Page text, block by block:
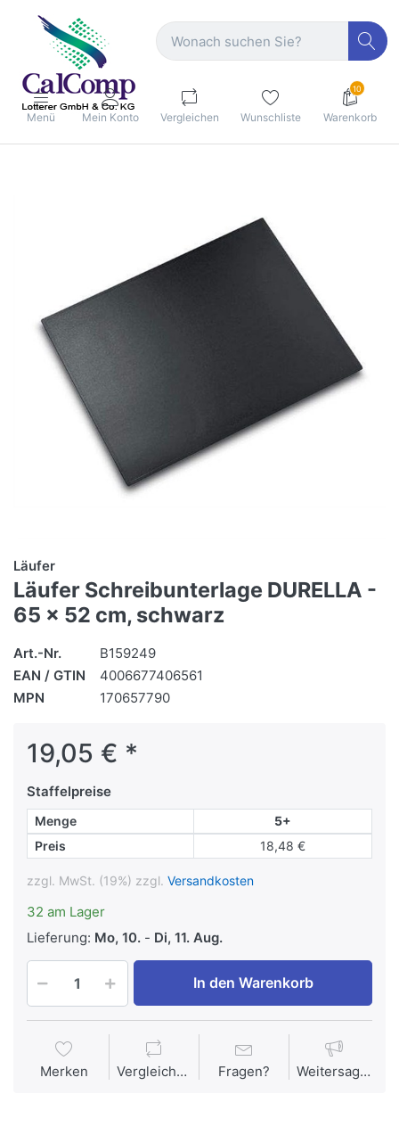
Menü Mein Konto Vergleichen Wunschliste
10
Warenkorb
Läufer
Läufer Schreibunterlage DURELLA -
65 x 52 cm, schwarz
Art.-Nr.
B159249
EAN / GTIN
4006677406561
MPN
170657790
19,05 € *
Staffelpreise
Menge
5+
Preis
18,48 €
zzgl. MwSt. (19%) zzgl. Versandkosten
32 am Lager
Lieferung: Mo, 10. - Di, 11. Aug.
In den Warenkorb
Merken Vergleichen Fragen? Weitersagen